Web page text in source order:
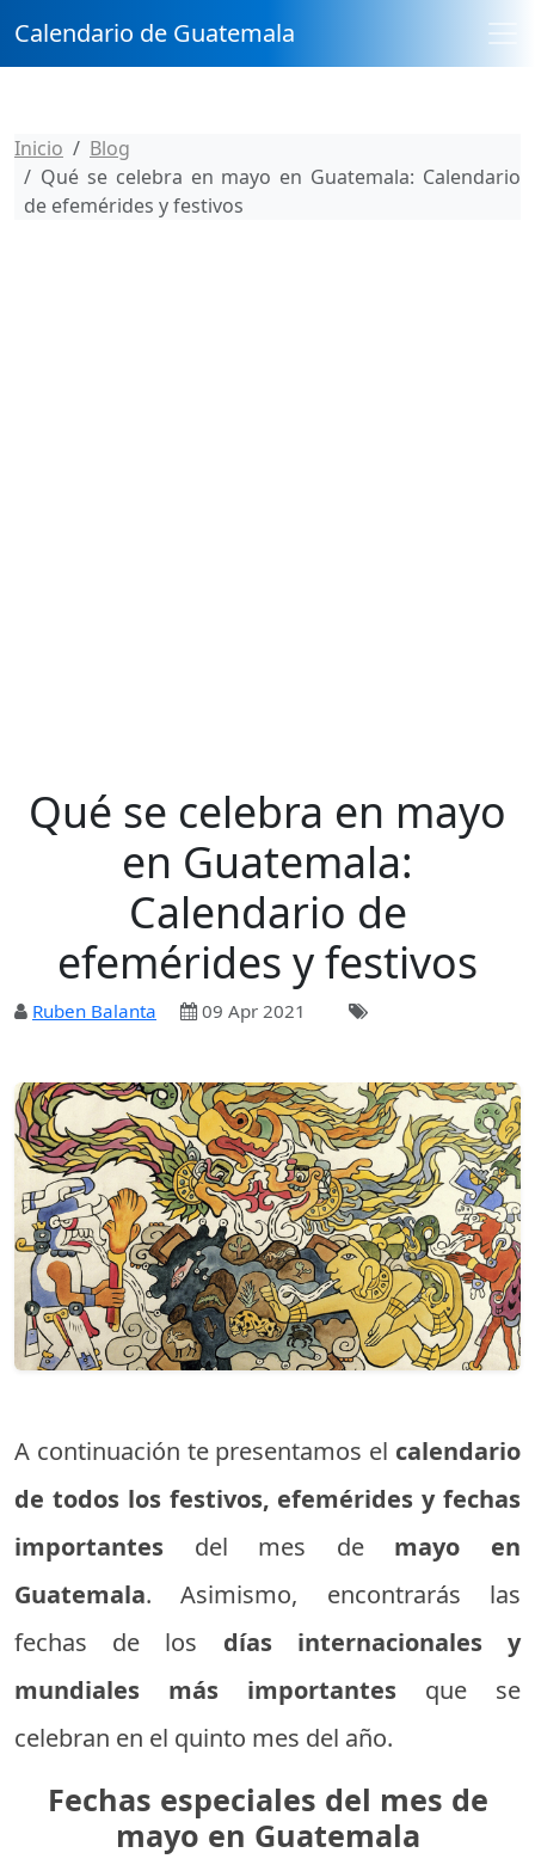
Calendario de Guatemala
Inicio
Blog
Qué se celebra en mayo en Guatemala: Calendario
de efemérides y festivos
Qué se celebra en mayo
en Guatemala:
Calendario de
efemérides y festivos
Ruben Balanta 09 Apr 2021
A continuación te presentamos el calendario
de todos los festivos, efemérides y fechas
importantes del mes de mayo en
Guatemala. Asimismo, encontrarás las
fechas de los días internacionales y
mundiales más importantes que se
celebran en el quinto mes del año.
Fechas especiales del mes de
mayo en Guatemala